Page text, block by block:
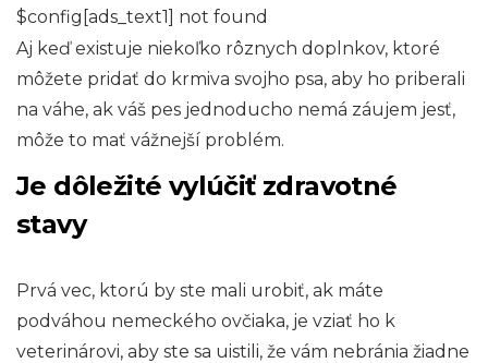
$config[ads_text1] not found
Aj keď existuje niekoľko rôznych doplnkov, ktoré
môžete pridať do krmiva svojho psa, aby ho priberali
na váhe, ak váš pes jednoducho nemá záujem jesť,
môže to mať vážnejší problém.
Je dôležité vylúčiť zdravotné
stavy
Prvá vec, ktorú by ste mali urobiť, ak máte
podváhou nemeckého ovčiaka, je vziať ho k
veterinárovi, aby ste sa uistili, že vám nebránia žiadne